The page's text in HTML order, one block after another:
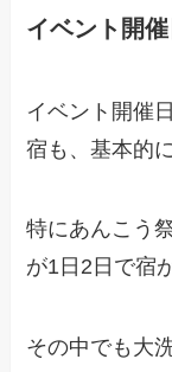
イベント開
イベント開催
宿も、基本的
特にあんこう
が1日2日で宿
その中でも大